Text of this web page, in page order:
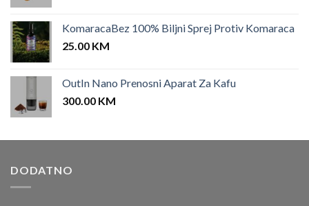
KomaracaBez 100% Biljni Sprej Protiv Komaraca
25.00 KM
OutIn Nano Prenosni Aparat Za Kafu
300.00 KM
DODATNO